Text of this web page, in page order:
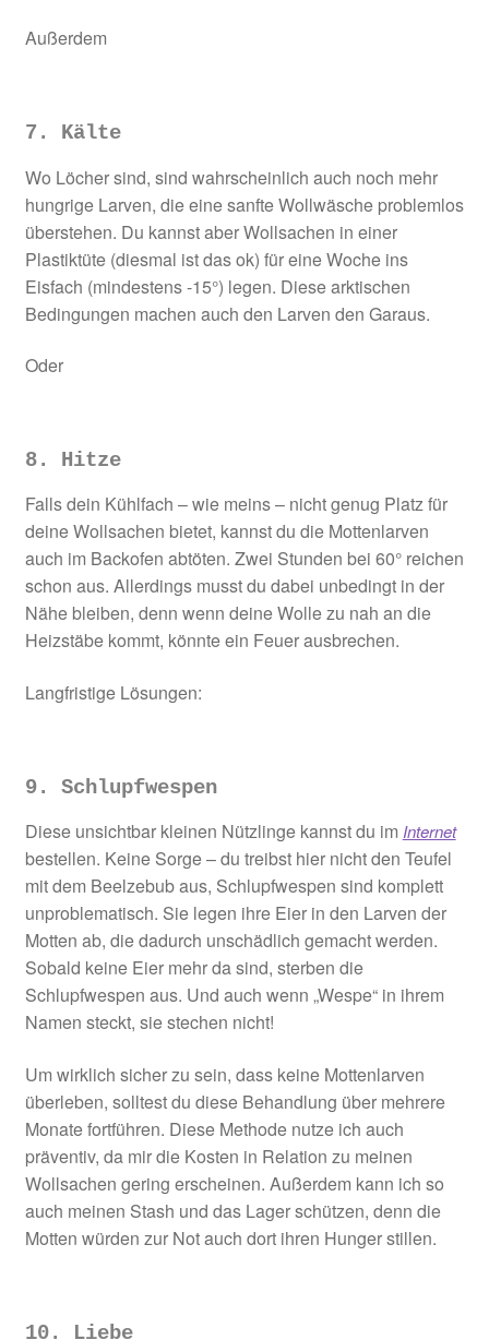
Außerdem
7. Kälte
Wo Löcher sind, sind wahrscheinlich auch noch mehr
hungrige Larven, die eine sanfte Wollwäsche problemlos
überstehen. Du kannst aber Wollsachen in einer
Plastiktüte (diesmal ist das ok) für eine Woche ins
Eisfach (mindestens -15°) legen. Diese arktischen
Bedingungen machen auch den Larven den Garaus.
Oder
8. Hitze
Falls dein Kühlfach – wie meins – nicht genug Platz für
deine Wollsachen bietet, kannst du die Mottenlarven
auch im Backofen abtöten. Zwei Stunden bei 60° reichen
schon aus. Allerdings musst du dabei unbedingt in der
Nähe bleiben, denn wenn deine Wolle zu nah an die
Heizstäbe kommt, könnte ein Feuer ausbrechen.
Langfristige Lösungen:
9. Schlupfwespen
Diese unsichtbar kleinen Nützlinge kannst du im Internet
bestellen. Keine Sorge – du treibst hier nicht den Teufel
mit dem Beelzebub aus, Schlupfwespen sind komplett
unproblematisch. Sie legen ihre Eier in den Larven der
Motten ab, die dadurch unschädlich gemacht werden.
Sobald keine Eier mehr da sind, sterben die
Schlupfwespen aus. Und auch wenn „Wespe“ in ihrem
Namen steckt, sie stechen nicht!
Um wirklich sicher zu sein, dass keine Mottenlarven
überleben, solltest du diese Behandlung über mehrere
Monate fortführen. Diese Methode nutze ich auch
präventiv, da mir die Kosten in Relation zu meinen
Wollsachen gering erscheinen. Außerdem kann ich so
auch meinen Stash und das Lager schützen, denn die
Motten würden zur Not auch dort ihren Hunger stillen.
10. Liebe